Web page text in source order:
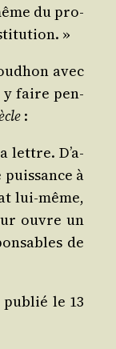
du pro­
»
avec
y faire pen­
:
lettre. D’a­
à
lui-même,
ouvre un
de
publié le 13